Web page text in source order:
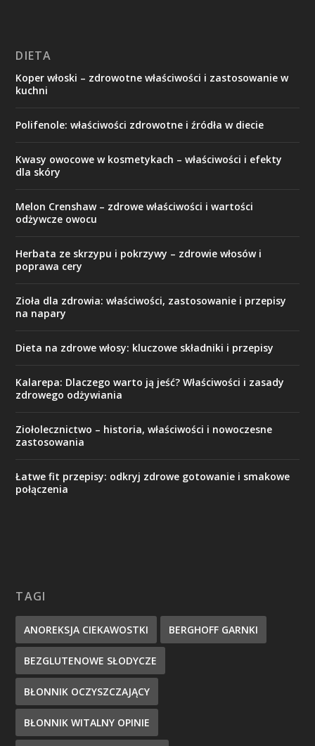
DIETA
Koper włoski – zdrowotne właściwości i zastosowanie w
kuchni
Polifenole: właściwości zdrowotne i źródła w diecie
Kwasy owocowe w kosmetykach – właściwości i efekty
dla skóry
Melon Crenshaw – zdrowe właściwości i wartości
odżywcze owocu
Herbata ze skrzypu i pokrzywy – zdrowie włosów i
poprawa cery
Zioła dla zdrowia: właściwości, zastosowanie i przepisy
na napary
Dieta na zdrowe włosy: kluczowe składniki i przepisy
Kalarepa: Dlaczego warto ją jeść? Właściwości i zasady
zdrowego odżywiania
Ziołolecznictwo – historia, właściwości i nowoczesne
zastosowania
Łatwe fit przepisy: odkryj zdrowe gotowanie i smakowe
połączenia
TAGI
ANOREKSJA CIEKAWOSTKI BERGHOFF GARNKI
BEZGLUTENOWE SŁODYCZE
BŁONNIK OCZYSZCZAJĄCY
BŁONNIK WITALNY OPINIE